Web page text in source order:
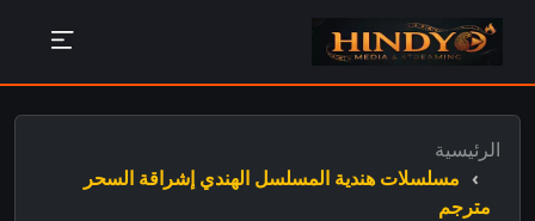
الرئيسية
مسلسلات هندية المسلسل الهندي إشراقة السحر
مترجم